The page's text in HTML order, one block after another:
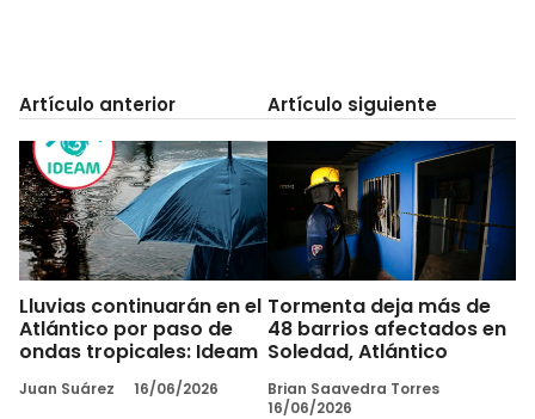
Artículo anterior
Lluvias continuarán en el
Atlántico por paso de
ondas tropicales: Ideam
Juan Suárez 16/06/2026
Artículo siguiente
Tormenta deja más de
48 barrios afectados en
Soledad, Atlántico
Brian Saavedra Torres
16/06/2026